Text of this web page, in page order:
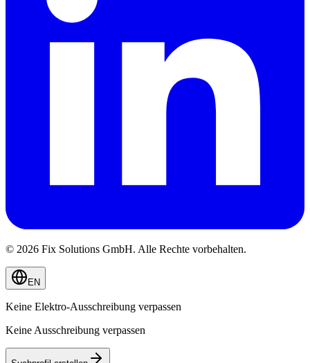
© 2026 Fix Solutions GmbH. Alle Rechte vorbehalten.
EN
Keine Elektro-Ausschreibung verpassen
Keine Ausschreibung verpassen